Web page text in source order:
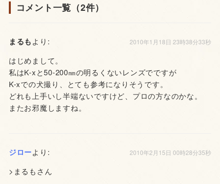
コメント一覧（2件）
まるもより: 2010年1月18日 23時38分33秒
はじめまして。
私はK-xと50-200㎜の明るくないレンズでですが
K-xでの犬撮り、とても参考になりそうです。
どれも上手いし半端ないですけど、プロの方なのかな。
またお邪魔しますね。
ジローより: 2010年2月15日 00時28分35秒
>まるもさん